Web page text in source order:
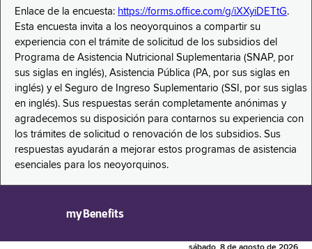
Enlace de la encuesta: https://forms.office.com/g/iXXyiDETtG.
Esta encuesta invita a los neoyorquinos a compartir su
experiencia con el trámite de solicitud de los subsidios del
Programa de Asistencia Nutricional Suplementaria (SNAP, por
sus siglas en inglés), Asistencia Pública (PA, por sus siglas en
inglés) y el Seguro de Ingreso Suplementario (SSI, por sus siglas
en inglés). Sus respuestas serán completamente anónimas y
agradecemos su disposición para contarnos su experiencia con
los trámites de solicitud o renovación de los subsidios. Sus
respuestas ayudarán a mejorar estos programas de asistencia
esenciales para los neoyorquinos.
myBenefits